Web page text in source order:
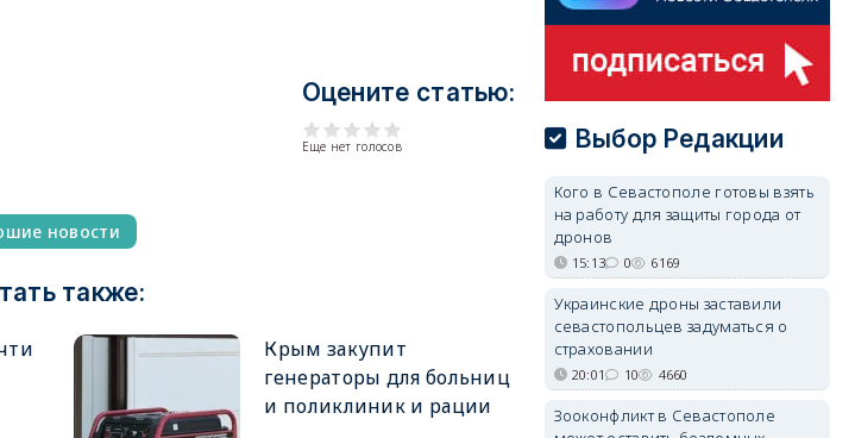
Оцените статью:
Еще нет голосов
новости
также:
Крым закупит
генераторы для больниц
и поликлиник и рации
Выбор Редакции
Кого в Севастополе готовы взять
на работу для защиты города от
дронов
15:13 0 6169
Украинские дроны заставили
севастопольцев задуматься о
страховании
20:01 10 4660
Зооконфликт в Севастополе